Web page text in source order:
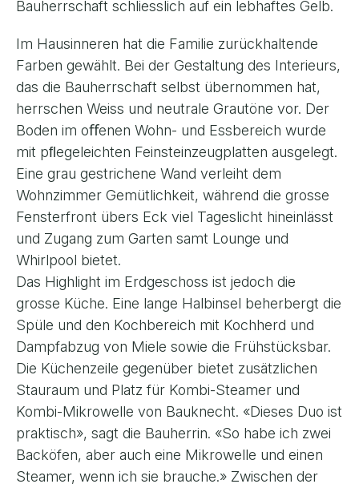
Bauherrschaft schliesslich auf ein lebhaftes Gelb.
Im Hausinneren hat die Familie zurückhaltende
Farben gewählt. Bei der Gestaltung des Interieurs,
das die Bauherrschaft selbst übernommen hat,
herrschen Weiss und neutrale Grautöne vor. Der
Boden im oﬀenen Wohn- und Essbereich wurde
mit pﬂegeleichten Feinsteinzeugplatten ausgelegt.
Eine grau gestrichene Wand verleiht dem
Wohnzimmer Gemütlichkeit, während die grosse
Fensterfront übers Eck viel Tageslicht hineinlässt
und Zugang zum Garten samt Lounge und
Whirlpool bietet.
Das Highlight im Erdgeschoss ist jedoch die
grosse Küche. Eine lange Halbinsel beherbergt die
Spüle und den Kochbereich mit Kochherd und
Dampfabzug von Miele sowie die Frühstücksbar.
Die Küchenzeile gegenüber bietet zusätzlichen
Stauraum und Platz für Kombi-Steamer und
Kombi-Mikrowelle von Bauknecht. «Dieses Duo ist
praktisch», sagt die Bauherrin. «So habe ich zwei
Backöfen, aber auch eine Mikrowelle und einen
Steamer, wenn ich sie brauche.» Zwischen der